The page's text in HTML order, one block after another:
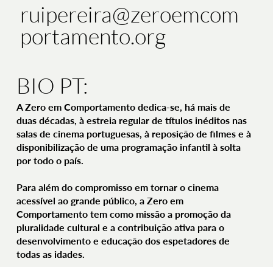
ruipereira@zeroemcom
portamento.org
BIO PT:
A Zero em Comportamento dedica-se, há mais de
duas décadas, à estreia regular de títulos inéditos nas
salas de cinema portuguesas, à reposição de filmes e à
disponibilização de uma programação infantil à solta
por todo o país.
Para além do compromisso em tornar o cinema
acessível ao grande público, a Zero em
Comportamento tem como missão a promoção da
pluralidade cultural e a contribuição ativa para o
desenvolvimento e educação dos espetadores de
todas as idades.